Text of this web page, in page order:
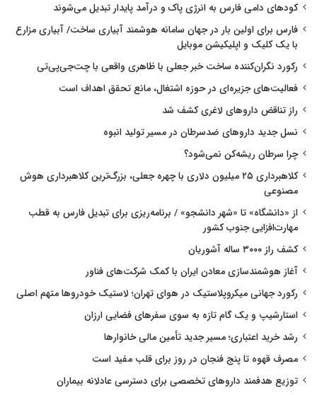
کودهای دامی فارس به انرژی پاک و درآمد پایدار تبدیل می‌شوند
فارس برای اولین بار در جهان سامانه هوشمند آبیاری ساخت/ آبیاری مزارع
با یک کلیک و اپلیکیشن موبایل
رکورد نگران‌کننده ساخت خبر جعلی با ظاهری واقعی با چت‌جی‌پی‌تی
فعالیت‌های جزیره‌ای در حوزه اشتغال، مانع تحقق اهداف است
راز تناقض داروهای لاغری کشف شد
نسل جدید داروهای ضدسرطان در مسیر تولید انبوه
چرا سرطان ریشه‌کن نمی‌شود؟
کلاهبرداری ۲۵ میلیون دلاری با چهره جعلی، بزرگ‌ترین کلاهبرداری هوش
مصنوعی
از «دانشگاه» تا «شهر دانشجو» / برنامه‌ریزی برای تبدیل فارس به قطب
مهارت‌افزایی جنوب کشور
کشف راز ۳۰۰۰ ساله آشوریان
آغاز هوشمندسازی معادن ایران با کمک شرکت‌های فناور
رکورد جهانی میکروپلاستیک در هوای تهران؛ لاستیک خودروها متهم اصلی
استارشیپ و یک گام تازه به سوی سفرهای فضایی ارزان
رشد خرید اعتباری؛ مسیر جدید تأمین مالی خانوارها
مصرف قهوه تا پنج فنجان در روز برای قلب مفید است
توزیع هدفمند داروهای تخصصی برای دسترسی عادلانه بیماران